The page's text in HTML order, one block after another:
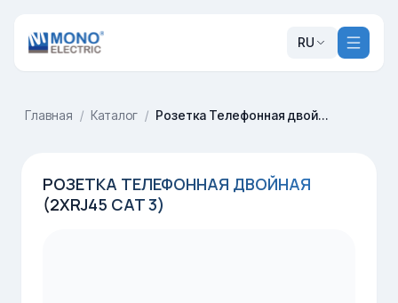
RU
Главная / Каталог / Розетка Телефонная двойная (2xRj45 Cat 3)
РОЗЕТКА ТЕЛЕФОННАЯ ДВОЙНАЯ
(2XRJ45 CAT 3)